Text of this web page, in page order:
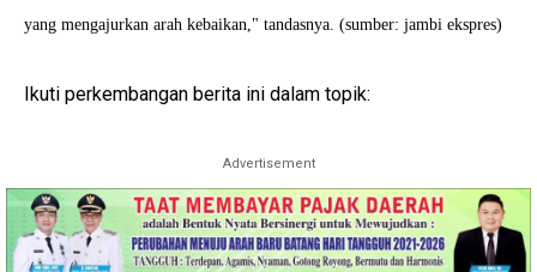
yang mengajurkan arah kebaikan," tandasnya. (sumber: jambi ekspres)
Ikuti perkembangan berita ini dalam topik:
Advertisement